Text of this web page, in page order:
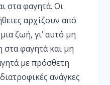
στα φαγητά. Οι
αρχίζουν από
ζωή, γι’ αυτό μη
στα φαγητά και μη
με πρόσθετη
ανάγκες